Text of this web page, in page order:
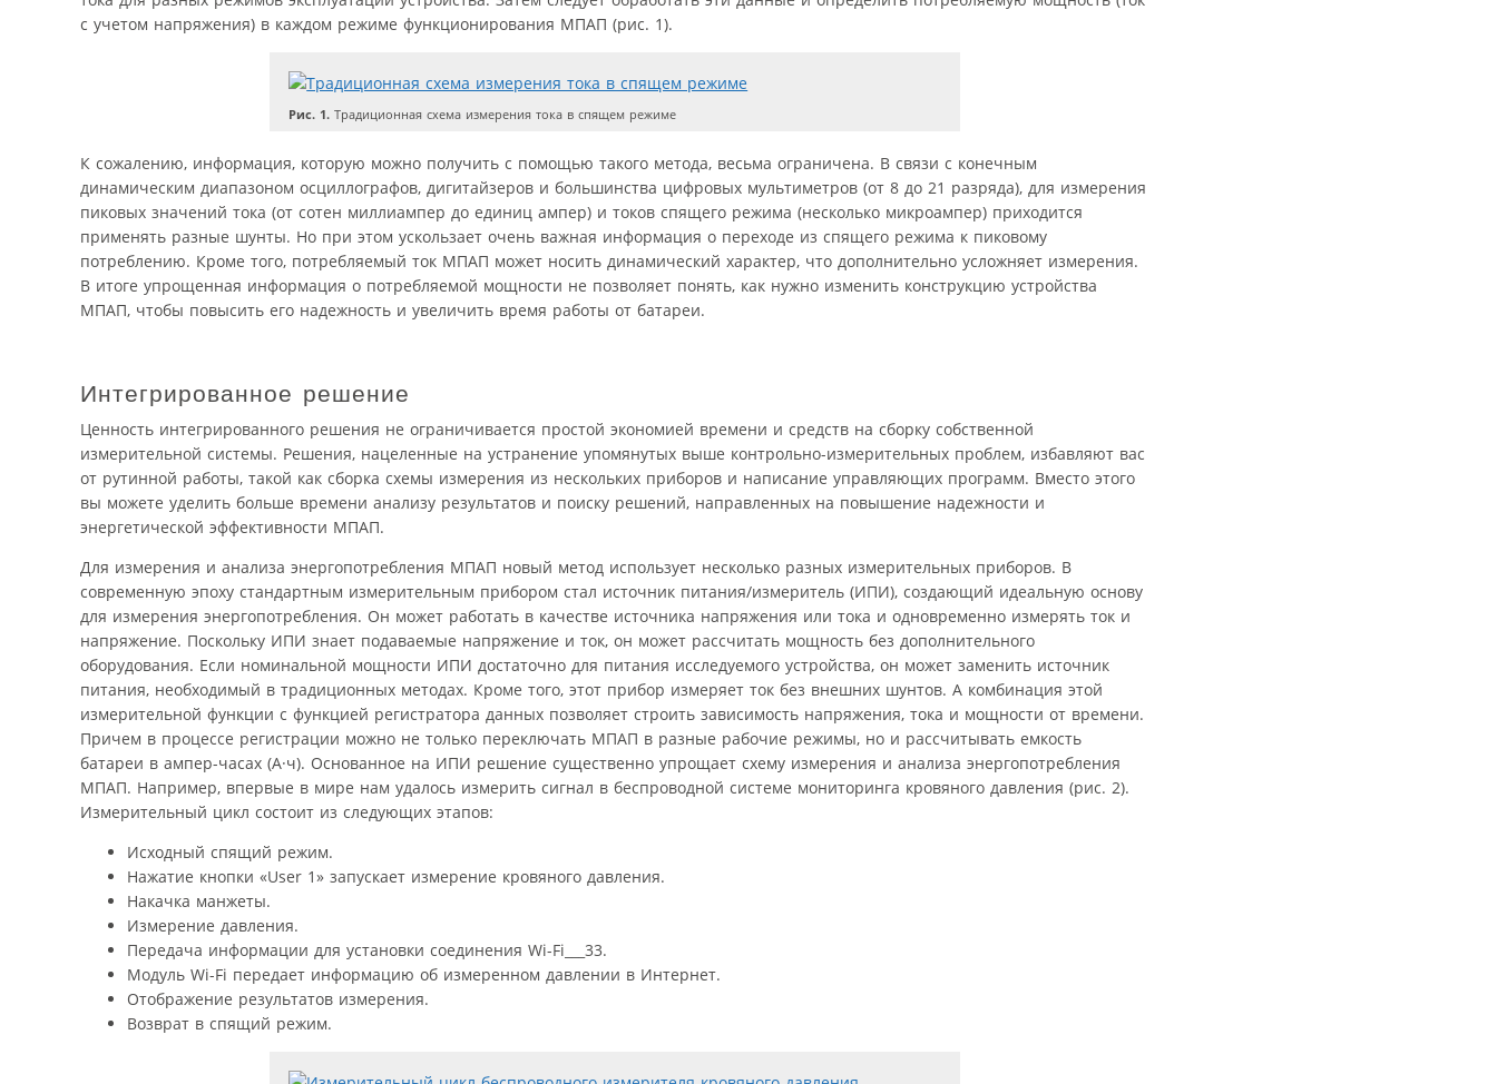
с учетом напряжения) в каждом режиме функционирования МПАП (рис. 1).
Рис. 1. Традиционная схема измерения тока в спящем режиме
К сожалению, информация, которую можно получить с помощью такого метода, весьма ограничена. В связи с конечным
динамическим диапазоном осциллографов, дигитайзеров и большинства цифровых мультиметров (от 8 до 21 разряда), для измерения
пиковых значений тока (от сотен миллиампер до единиц ампер) и токов спящего режима (несколько микроампер) приходится
применять разные шунты. Но при этом ускользает очень важная информация о переходе из спящего режима к пиковому
потреблению. Кроме того, потребляемый ток МПАП может носить динамический характер, что дополнительно усложняет измерения.
В итоге упрощенная информация о потребляемой мощности не позволяет понять, как нужно изменить конструкцию устройства
МПАП, чтобы повысить его надежность и увеличить время работы от батареи.
Интегрированное решение
Ценность интегрированного решения не ограничивается простой экономией времени и средств на сборку собственной
измерительной системы. Решения, нацеленные на устранение упомянутых выше контрольно-измерительных проблем, избавляют вас
от рутинной работы, такой как сборка схемы измерения из нескольких приборов и написание управляющих программ. Вместо этого
вы можете уделить больше времени анализу результатов и поиску решений, направленных на повышение надежности и
энергетической эффективности МПАП.
Для измерения и анализа энергопотребления МПАП новый метод использует несколько разных измерительных приборов. В
современную эпоху стандартным измерительным прибором стал источник питания/измеритель (ИПИ), создающий идеальную основу
для измерения энергопотребления. Он может работать в качестве источника напряжения или тока и одновременно измерять ток и
напряжение. Поскольку ИПИ знает подаваемые напряжение и ток, он может рассчитать мощность без дополнительного
оборудования. Если номинальной мощности ИПИ достаточно для питания исследуемого устройства, он может заменить источник
питания, необходимый в традиционных методах. Кроме того, этот прибор измеряет ток без внешних шунтов. А комбинация этой
измерительной функции с функцией регистратора данных позволяет строить зависимость напряжения, тока и мощности от времени.
Причем в процессе регистрации можно не только переключать МПАП в разные рабочие режимы, но и рассчитывать емкость
батареи в ампер-часах (А·ч). Основанное на ИПИ решение существенно упрощает схему измерения и анализа энергопотребления
МПАП. Например, впервые в мире нам удалось измерить сигнал в беспроводной системе мониторинга кровяного давления (рис. 2).
Измерительный цикл состоит из следующих этапов:
Исходный спящий режим.
Нажатие кнопки «User 1» запускает измерение кровяного давления.
Накачка манжеты.
Измерение давления.
Передача информации для установки соединения Wi-Fi___33.
Модуль Wi-Fi передает информацию об измеренном давлении в Интернет.
Отображение результатов измерения.
Возврат в спящий режим.